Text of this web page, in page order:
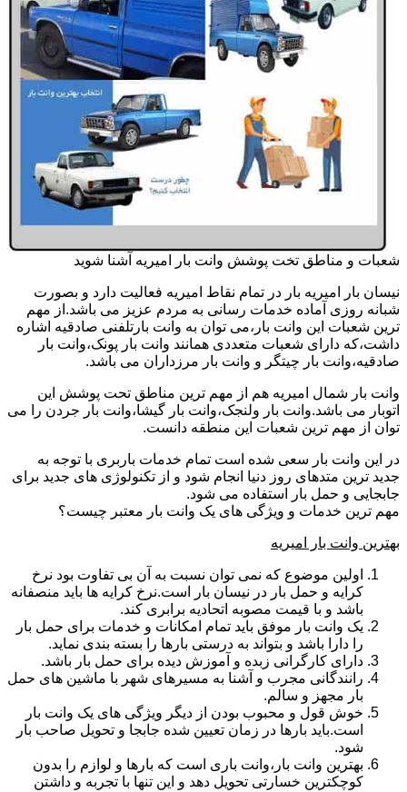
شعبات و مناطق تخت پوشش وانت بار امیریه آشنا شوید
نیسان بار امیریه بار در تمام نقاط امیریه فعالیت دارد و بصورت
شبانه روزی آماده خدمات رسانی به مردم عزیز می باشد.از مهم
ترین شعبات این وانت بار،می توان به وانت بارتلفنی صادقیه اشاره
داشت،که دارای شعبات متعددی همانند وانت بار پونک،وانت بار
صادقیه،وانت بار چیتگر و وانت بار مرزداران می باشد.
وانت بار شمال امیریه هم از مهم ترین مناطق تحت پوشش این
اتوبار می باشد.وانت بار ولنجک،وانت بار گیشا،وانت بار جردن را می
توان از مهم ترین شعبات این منطقه دانست.
در این وانت بار سعی شده است تمام خدمات باربری با توجه به
جدید ترین متدهای روز دنیا انجام شود و از تکنولوژی های جدید برای
جابجایی و حمل بار استفاده می شود.
مهم ترین خدمات و ویژگی های یک وانت بار معتبر چیست؟
بهترین وانت بار امیریه
اولین موضوع که نمی توان نسبت به آن بی تفاوت بود نرخ
کرایه و حمل بار در نیسان بار است.نرخ کرایه ها باید منصفانه
باشد و با قیمت مصوبه اتحادیه برابری کند.
یک وانت بار موفق باید تمام امکانات و خدمات برای حمل بار
را دارا باشد و بتواند به درستی بارها را بسته بندی نماید.
دارای کارگرانی زبده و آموزش دیده برای حمل بار باشد.
رانندگانی مجرب و آشنا به مسیرهای شهر با ماشین های حمل
بار مجهز و سالم.
خوش قول و محبوب بودن از دیگر ویژگی های یک وانت بار
است.باید بارها در زمان تعیین شده جابجا و تحویل صاحب بار
شود.
بهترین وانت بار،وانت باری است که بارها و لوازم را بدون
کوچکترین خسارتی تحویل دهد و این تنها با تجربه و داشتن